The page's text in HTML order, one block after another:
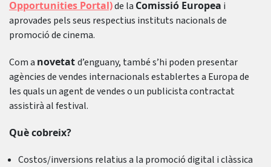
Opportunities Portal)de la Comissió Europea i
aprovades pels seus respectius instituts nacionals de
promoció de cinema.
Com a novetatd’enguany, també s’hi poden presentar
agències de vendes internacionals establertes a Europa de
les quals un agent de vendes o un publicista contractat
assistirà al festival.
Què cobreix?
Costos/inversions relatius a la promoció digital i clàssica